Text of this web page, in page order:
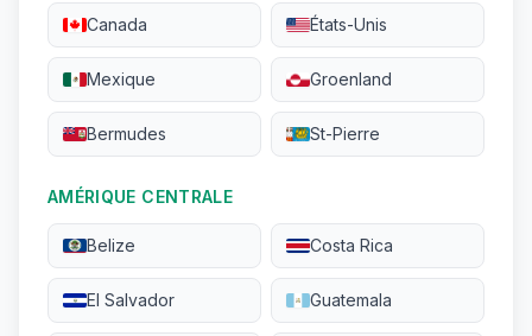
Canada États-Unis
Mexique Groenland
Bermudes St-Pierre
AMÉRIQUE CENTRALE
Belize Costa Rica
El Salvador Guatemala